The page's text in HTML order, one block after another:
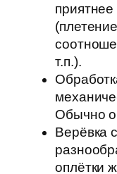
т.п.).
Обычно
Верёвка
оплётки